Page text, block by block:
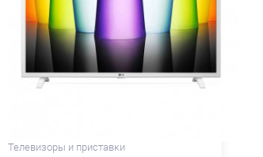
Телевизоры и приставки